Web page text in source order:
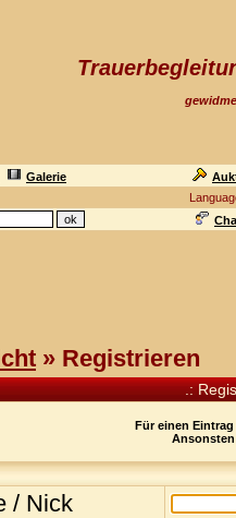
Galerie
» Registrieren
.:
Für einen
/ Nick